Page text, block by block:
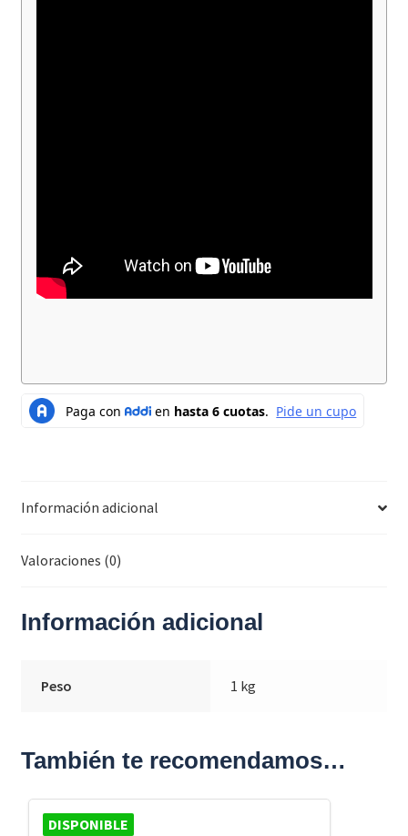
Información adicional
Valoraciones (0)
Información adicional
Peso 1 kg
También te recomendamos…
DISPONIBLE